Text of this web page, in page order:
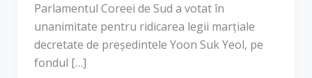
Parlamentul Coreei de Sud a votat în
unanimitate pentru ridicarea legii marțiale
decretate de președintele Yoon Suk Yeol, pe
fondul […]